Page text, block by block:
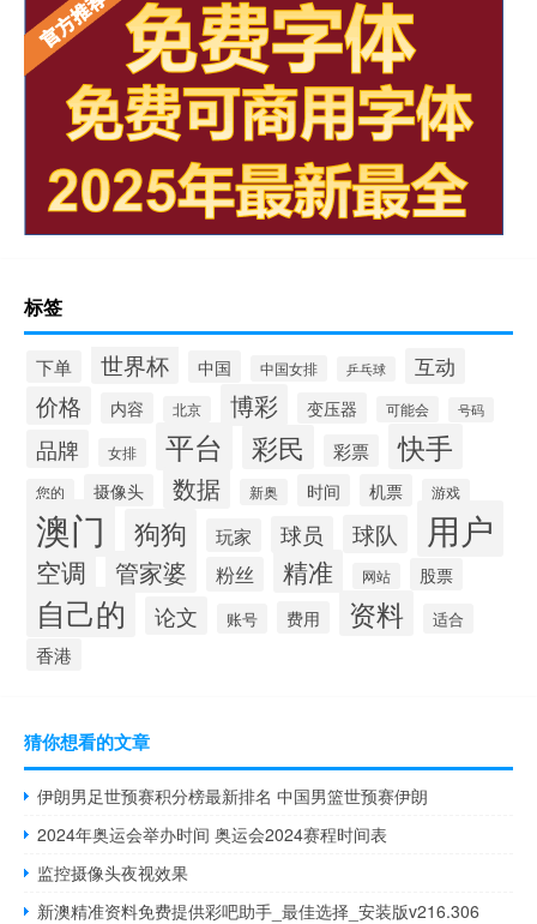
标签
下单 世界杯 中国 中国女排 乒乓球 互动
价格 内容 北京 博彩 变压器 可能会 号码
品牌 女排 平台 彩民 彩票 快手
您的 摄像头 数据 新奥 时间 机票 游戏
澳门 狗狗 玩家 球员 球队 用户
空调 管家婆 粉丝 精准 网站 股票
自己的 论文 账号 费用 资料 适合
香港
猜你想看的文章
伊朗男足世预赛积分榜最新排名 中国男篮世预赛伊朗
2024年奥运会举办时间 奥运会2024赛程时间表
监控摄像头夜视效果
新澳精准资料免费提供彩吧助手_最佳选择_安装版v216.306